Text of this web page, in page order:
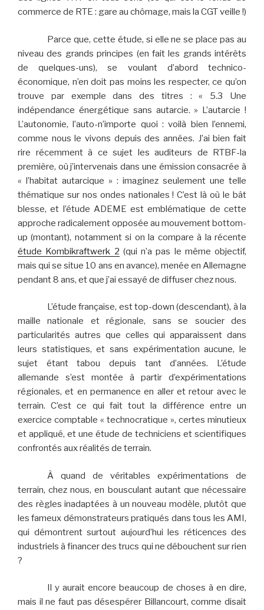
commerce de RTE : gare au chômage, mais la CGT veille !)
Parce que, cette étude, si elle ne se place pas au
niveau des grands principes (en fait les grands intérêts
de quelques-uns), se voulant d’abord technico-
économique, n’en doit pas moins les respecter, ce qu’on
trouve par exemple dans des titres : « 5.3 Une
indépendance énergétique sans autarcie. » L’autarcie !
L’autonomie, l’auto-n’importe quoi : voilà bien l’ennemi,
comme nous le vivons depuis des années. J’ai bien fait
rire récemment à ce sujet les auditeurs de RTBF-la
première, où j’intervenais dans une émission consacrée à
« l’habitat autarcique » : imaginez seulement une telle
thématique sur nos ondes nationales ! C’est là où le bât
blesse, et l’étude ADEME est emblématique de cette
approche radicalement opposée au mouvement bottom-
up (montant), notamment si on la compare à la récente
étude Kombikraftwerk 2 (qui n’a pas le même objectif,
mais qui se situe 10 ans en avance), menée en Allemagne
pendant 8 ans, et que j’ai essayé de diffuser chez nous.
L’étude française, est top-down (descendant), à la
maille nationale et régionale, sans se soucier des
particularités autres que celles qui apparaissent dans
leurs statistiques, et sans expérimentation aucune, le
sujet étant tabou depuis tant d’années. L’étude
allemande s’est montée à partir d’expérimentations
régionales, et en permanence en aller et retour avec le
terrain. C’est ce qui fait tout la différence entre un
exercice comptable « technocratique », certes minutieux
et appliqué, et une étude de techniciens et scientifiques
confrontés aux réalités de terrain.
À quand de véritables expérimentations de
terrain, chez nous, en bousculant autant que nécessaire
des règles inadaptées à un nouveau modèle, plutôt que
les fameux démonstrateurs pratiqués dans tous les AMI,
qui démontrent surtout aujourd’hui les réticences des
industriels à financer des trucs qui ne débouchent sur rien
?
Il y aurait encore beaucoup de choses à en dire,
mais il ne faut pas désespérer Billancourt, comme disait